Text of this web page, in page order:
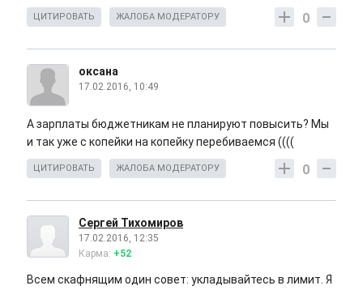
0
ЦИТИРОВАТЬ ЖАЛОБА МОДЕРАТОРУ
оксана
17.02.2016, 10:49
А зарплаты бюджетникам не планируют повысить? Мы
и так уже с копейки на копейку перебиваемся ((((
0
ЦИТИРОВАТЬ ЖАЛОБА МОДЕРАТОРУ
Сергей Тихомиров
17.02.2016, 12:35
Карма: +52
Всем скафнящим один совет: укладывайтесь в лимит. Я